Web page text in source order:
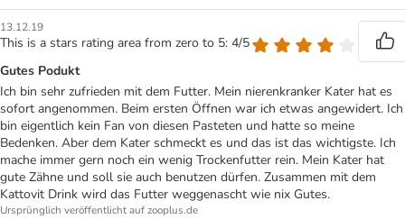
13.12.19
This is a stars rating area from zero to 5: 4/5
Gutes Podukt
Ich bin sehr zufrieden mit dem Futter. Mein nierenkranker Kater hat es
sofort angenommen. Beim ersten Öffnen war ich etwas angewidert. Ich
bin eigentlich kein Fan von diesen Pasteten und hatte so meine
Bedenken. Aber dem Kater schmeckt es und das ist das wichtigste. Ich
mache immer gern noch ein wenig Trockenfutter rein. Mein Kater hat
gute Zähne und soll sie auch benutzen dürfen. Zusammen mit dem
Kattovit Drink wird das Futter weggenascht wie nix Gutes.
Ursprünglich veröffentlicht auf zooplus.de